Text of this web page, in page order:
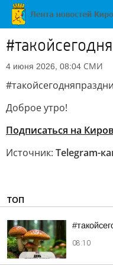
4 июня 2026, 08:04 СМИ
Доброе утро!
Подписаться на
Источник: Telegram-
ТОП
08:10